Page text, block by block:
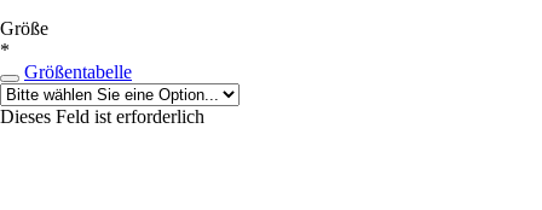
Größe
*
Größentabelle
Dieses Feld ist erforderlich